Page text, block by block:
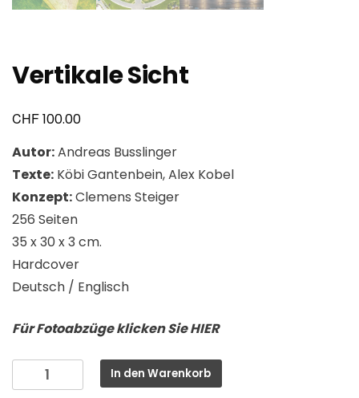
Vertikale Sicht
CHF100.00
Autor:Andreas Busslinger
Texte: Köbi Gantenbein, Alex Kobel
Konzept:Clemens Steiger
256 Seiten
35 x 30 x 3 cm.
Hardcover
Deutsch / Englisch
Für Fotoabzüge klicken Sie HIER
Vertikale
Sicht
In den Warenkorb